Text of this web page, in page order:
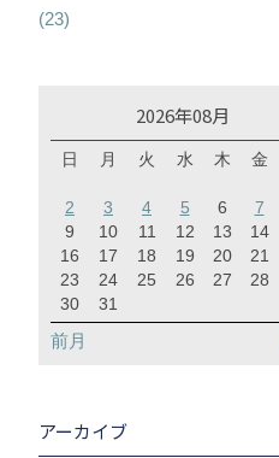
(23)
2026年08月
日 月 火 水 木 金
2
3 4 5 6 7
9
10 11 12 13 14
16
17 18 19 20 21
23
24 25 26 27 28
30
31
前月
アーカイブ